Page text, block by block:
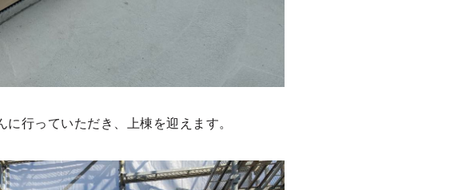
に行っていただき、上棟を迎えます。